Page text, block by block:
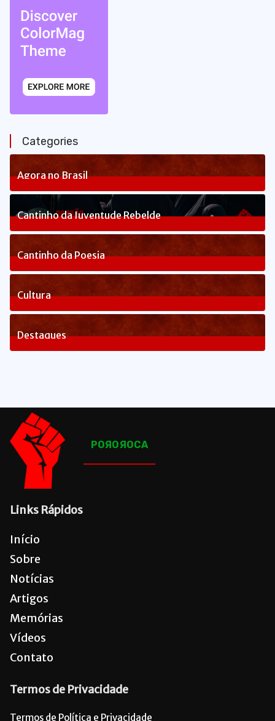
Categories
Agora no Brasil
236Posts
Cantinho da Juventude Rebelde
3Posts
Cantinho da Poesia
1Posts
Cultura
82Posts
Destaques
POЯOЯOCA
Links Rápidos
Início
Sobre
Notícias
Artigos
Memórias
Vídeos
Contato
Termos de Privacidade
Termos de Política e Privacidade